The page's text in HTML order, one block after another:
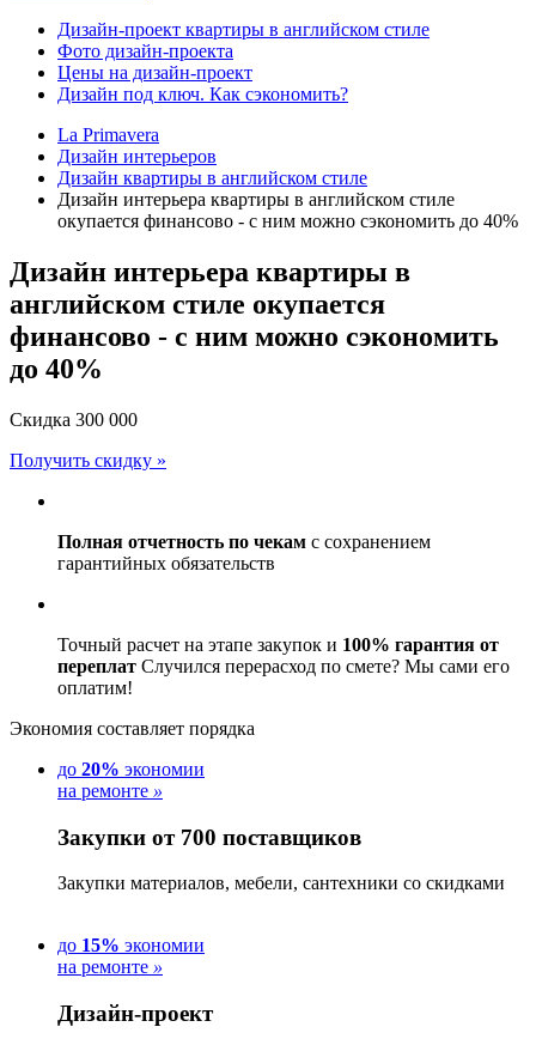
Дизайн-проект квартиры в английском стиле
Фото дизайн-проекта
Цены на дизайн-проект
Дизайн под ключ. Как сэкономить?
La Primavera
Дизайн интерьеров
Дизайн квартиры в английском стиле
Дизайн интерьера квартиры в английском стиле
окупается финансово - с ним можно сэкономить до 40%
Дизайн интерьера квартиры в
английском стиле окупается
финансово - с ним можно сэкономить
до 40%
Скидка 300 000
Получить скидку »
Полная отчетность по чекам с сохранением
гарантийных обязательств
Точный расчет на этапе закупок и 100% гарантия от
переплат Случился перерасход по смете? Мы сами его
оплатим!
Экономия составляет порядка
до 20% экономии
на ремонте »
Закупки от 700 поставщиков
Закупки материалов, мебели, сантехники со скидками
до 15% экономии
на ремонте »
Дизайн-проект